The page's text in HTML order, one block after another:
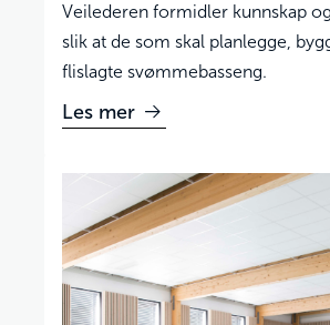
Veilederen formidler kunnskap
slik at de som skal planlegge,
flislagte svømmebasseng.
Les mer